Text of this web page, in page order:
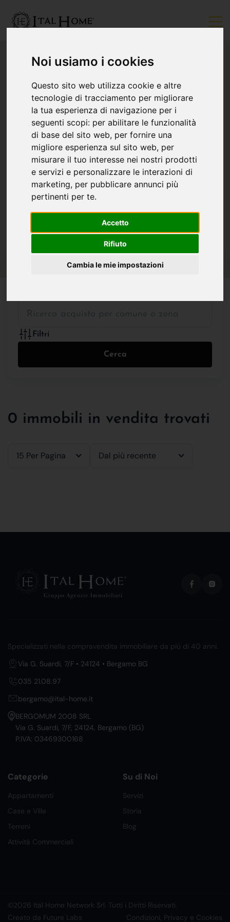
Noi usiamo i cookies
Questo sito web utilizza cookie e altre
tecnologie di tracciamento per migliorare
la tua esperienza di navigazione per i
seguenti scopi: per abilitare le funzionalità
di base del sito web, per fornire una
migliore esperienza sul sito web, per
misurare il tuo interesse nei nostri prodotti
e servizi e personalizzare le interazioni di
marketing, per pubblicare annunci più
pertinenti per te.
Accetto
Rifiuto
Cambia le mie impostazioni
Filtri
Cerca
0 immobili in vendita trovati
15 Per Pagina Dal più recente
Specializzati nella compravendita immobiliare da più di 40 anni.
Via G. Suardi, 7/F • 24124 • Bergamo BG
035 21.08.97
bergamo@ital-home.it
BERGOMUM 2008 SRL
Via G. Suardi, 7/F, 24124, Bergamo (BG)
P.IVA: 03469300168
Categorie
Appartamenti
Case e Ville
Terreni
Attività Commerciali
Su di Noi
Servizi
Storia
Blog
©2026 Ital Home Network Srl. Tutti i Diritti Riservati.
Creato da Future Labs
Condizioni, Privacy e Cookies